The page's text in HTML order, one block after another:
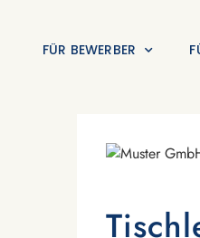
FÜR BEWERBER